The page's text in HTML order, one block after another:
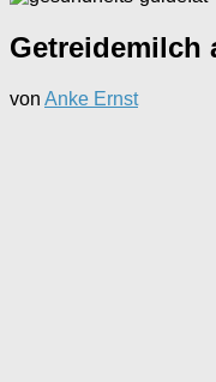
Getreidemilch
von Anke Ernst